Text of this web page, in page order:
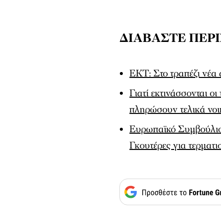
ΔΙΑΒΑΣΤΕ
ΕΚΤ: Στο τραπέζι νέα
Γιατί εκτινάσσονται
πληρώσουν τελικά
Ευρωπαϊκό
Γκουτέρες για